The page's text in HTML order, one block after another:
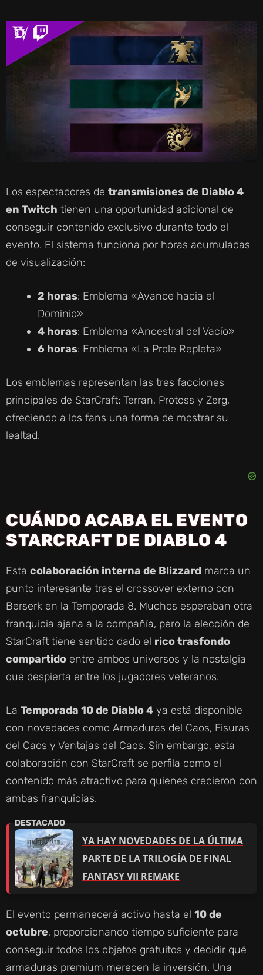
Los espectadores de transmisiones de Diablo 4
en Twitch tienen una oportunidad adicional de
conseguir contenido exclusivo durante todo el
evento. El sistema funciona por horas acumuladas
de visualización:
2 horas: Emblema «Avance hacia el
Dominio»
4 horas: Emblema «Ancestral del Vacío»
6 horas: Emblema «La Prole Repleta»
Los emblemas representan las tres facciones
principales de StarCraft: Terran, Protoss y Zerg,
ofreciendo a los fans una forma de mostrar su
lealtad.
CUÁNDO ACABA EL EVENTO
STARCRAFT DE DIABLO 4
Esta colaboración interna de Blizzard marca un
punto interesante tras el crossover externo con
Berserk en la Temporada 8. Muchos esperaban otra
franquicia ajena a la compañía, pero la elección de
StarCraft tiene sentido dado el rico trasfondo
compartido entre ambos universos y la nostalgia
que despierta entre los jugadores veteranos.
La Temporada 10 de Diablo 4 ya está disponible
con novedades como Armaduras del Caos, Fisuras
del Caos y Ventajas del Caos. Sin embargo, esta
colaboración con StarCraft se perfila como el
contenido más atractivo para quienes crecieron con
ambas franquicias.
YA HAY NOVEDADES DE LA ÚLTIMA
PARTE DE LA TRILOGÍA DE FINAL
FANTASY VII REMAKE
El evento permanecerá activo hasta el 10 de
octubre, proporcionando tiempo suficiente para
conseguir todos los objetos gratuitos y decidir qué
armaduras premium merecen la inversión. Una